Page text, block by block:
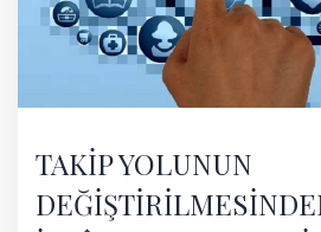
TAKİP YOLUNUN